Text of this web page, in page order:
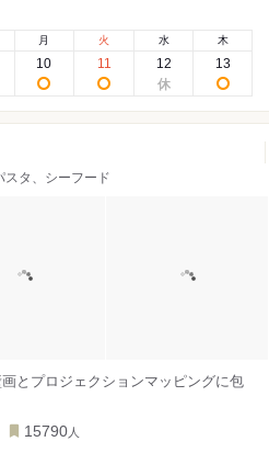
月
10
火
11
水
12
木
13
スタ、シーフード
とプロジェクションマッピングに包
15790 人